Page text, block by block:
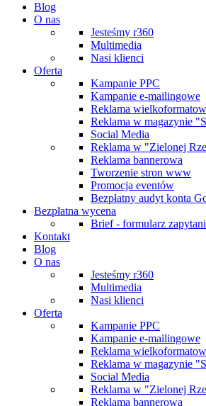
Blog
O nas
Jesteśmy r360
Multimedia
Nasi klienci
Oferta
Kampanie PPC
Kampanie e-mailingowe
Reklama
Reklama w magazynie
Social Media
Reklama w "Zielonej
Reklama bannerowa
Tworzenie stron www
Promocja eventów
Bezpłatny audyt konta
Bezpłatna wycena
Brief - formularz
Kontakt
Blog
O nas
Jesteśmy r360
Multimedia
Nasi klienci
Oferta
Kampanie PPC
Kampanie e-mailingowe
Reklama
Reklama w magazynie
Social Media
Reklama w "Zielonej
Reklama bannerowa